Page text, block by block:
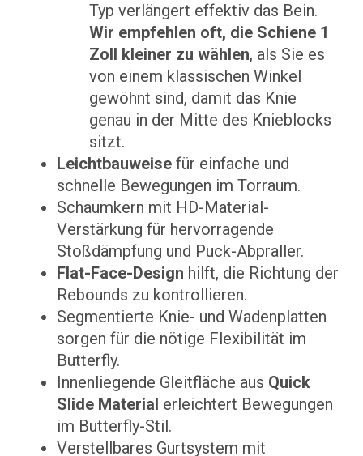
Typ verlängert effektiv das Bein.
Wir empfehlen oft, die Schiene 1
Zoll kleiner zu wählen, als Sie es
von einem klassischen Winkel
gewöhnt sind, damit das Knie
genau in der Mitte des Knieblocks
sitzt.
Leichtbauweise für einfache und
schnelle Bewegungen im Torraum.
Schaumkern mit HD-Material-
Verstärkung für hervorragende
Stoßdämpfung und Puck-Abpraller.
Flat-Face-Design hilft, die Richtung der
Rebounds zu kontrollieren.
Segmentierte Knie- und Wadenplatten
sorgen für die nötige Flexibilität im
Butterfly.
Innenliegende Gleitfläche aus Quick
Slide Material erleichtert Bewegungen
im Butterfly-Stil.
Verstellbares Gurtsystem mit